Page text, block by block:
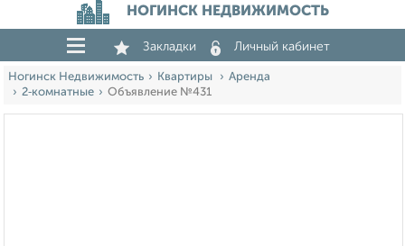
НОГИНСК НЕДВИЖИМОСТЬ
Закладки Личный кабинет
Ногинск Недвижимость Квартиры
Аренда
2‑комнатные
Объявление №431